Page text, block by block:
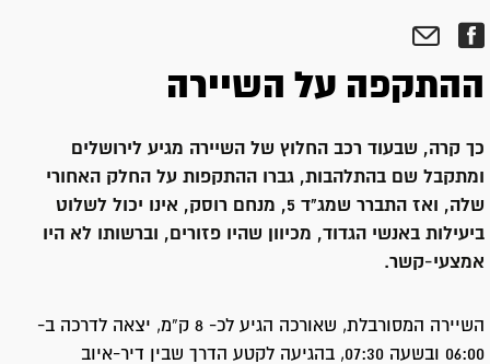
ההתקפה על השיירה
כך קרה, שבעוד רכב החלוץ של השיירה מגיע לירושלים
ומתקבל שם בהתלהבות, גברו ההתקפות על החלק האחורי
שלה, ואז התברר שמג"ד 5, מנחם רוסק, אינו יכול לשלוט
ביעילות באנשי הגדוד, מכיוון שהיו פזורים, וברשותו לא היו
אמצעי-קשר.
השיירה המסורבלת, שאורכה הגיע לכ- 8 ק”מ, יצאה לדרכה ב-
06:00 ובשעה 07:30, בהגיעה לקטע הדרך שבין דיר-איוב